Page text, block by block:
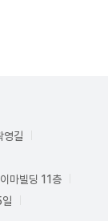
영길
마빌딩 11층